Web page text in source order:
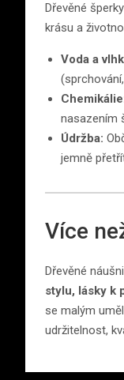
Dřevěné
krásu a
Voda a
nasazením
Údržba:
jemně
Více
Dřevěné
stylu, lásky k
se malým
udržitelnost,